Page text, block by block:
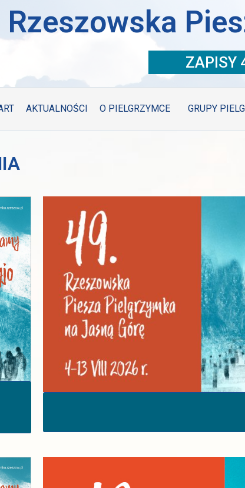
Rzeszowska
ZAPISY
AKTUALNOŚCI O PIELGRZYMCE GRUPY